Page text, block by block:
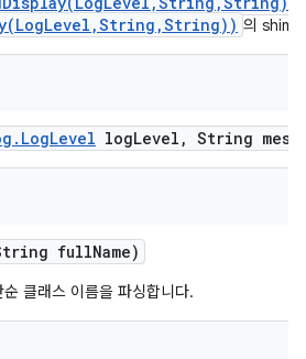
의 shim
. LogLevel logLevel , String
fullName)
클래스 이름을 파싱합니다.